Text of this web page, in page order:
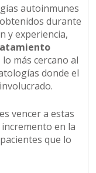
autoinmunes
durante
y experiencia,
lo más cercano al
donde el
vencer a estas
en la
que lo